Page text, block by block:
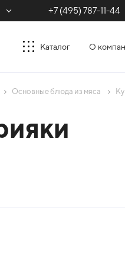
+7 (495) 787-11-44
Каталог О
Оcновные блюда из мяса